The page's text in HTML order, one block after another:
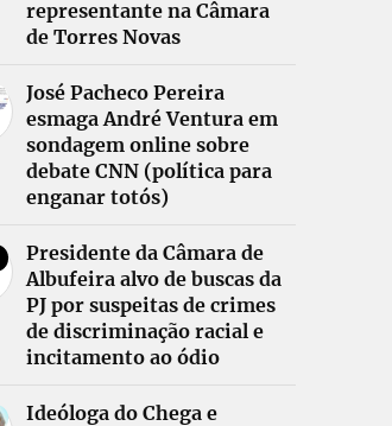
representante na Câmara
de Torres Novas
José Pacheco Pereira
esmaga André Ventura em
sondagem online sobre
debate CNN (política para
enganar totós)
Presidente da Câmara de
Albufeira alvo de buscas da
PJ por suspeitas de crimes
de discriminação racial e
incitamento ao ódio
Ideóloga do Chega e